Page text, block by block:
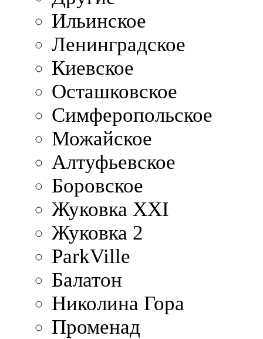
Ильинское
Ленинградское
Киевское
Осташковское
Симферопольское
Можайское
Алтуфьевское
Боровское
Жуковка XXI
Жуковка 2
ParkVille
Балатон
Николина Гора
Променад